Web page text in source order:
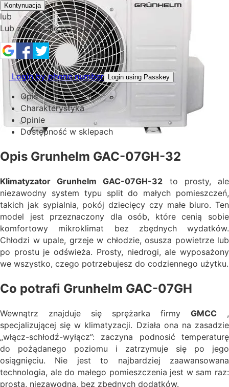
Kontynuacja
lub
Lub zaloguj się przy użyciu::
Login by phone number Login using Passkey
Opis
Charakterystyka
Opinie
Dostępność w sklepach
Opis Grunhelm GAC-07GH-32
Klimatyzator Grunhelm GAC-07GH-32 to prosty, ale
niezawodny system typu split do małych pomieszczeń,
takich jak sypialnia, pokój dziecięcy czy małe biuro. Ten
model jest przeznaczony dla osób, które cenią sobie
komfortowy mikroklimat bez zbędnych wydatków.
Chłodzi w upale, grzeje w chłodzie, osusza powietrze lub
po prostu je odświeża. Prosty, niedrogi, ale wyposażony
we wszystko, czego potrzebujesz do codziennego użytku.
Co potrafi Grunhelm GAC-07GH
Wewnątrz znajduje się sprężarka firmy GMCC ,
specjalizującej się w klimatyzacji. Działa ona na zasadzie
„włącz-schłodź-wyłącz”: zaczyna podnosić temperaturę
do pożądanego poziomu i zatrzymuje się po jego
osiągnięciu. Nie jest to najbardziej zaawansowana
technologia, ale do małego pomieszczenia jest w sam raz:
prosta, niezawodna, bez zbędnych dodatków.